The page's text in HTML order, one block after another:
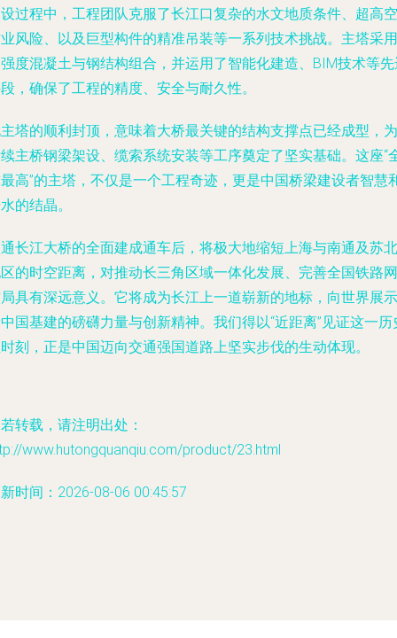
过程中，工程团队克服了长江口复杂的水文地质条件、超高空
风险、以及巨型构件的精准吊装等一系列技术挑战。主塔采用
度混凝土与钢结构组合，并运用了智能化建造、BIM技术等
，确保了工程的精度、安全与耐久性。
塔的顺利封顶，意味着大桥最关键的结构支撑点已经成型，为
主桥钢梁架设、缆索系统安装等工序奠定了坚实基础。这座“
高”的主塔，不仅是一个工程奇迹，更是中国桥梁建设者智慧
的结晶。
长江大桥的全面建成通车后，将极大地缩短上海与南通及苏北
的时空距离，对推动长三角区域一体化发展、完善全国铁路网
具有深远意义。它将成为长江上一道崭新的地标，向世界展示
国基建的磅礴力量与创新精神。我们得以“近距离”见证这一历
刻，正是中国迈向交通强国道路上坚实步伐的生动体现。
转载，请注明出处：
www.hutongquanqiu.com/product/23.html
时间：2026-08-06 00:45:57